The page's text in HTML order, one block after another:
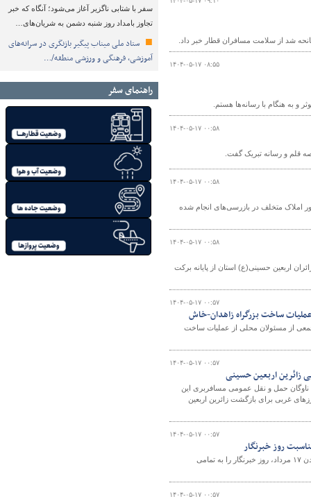
سفر با شتابی ناگزیر آغاز می‌شود؛ آنگاه که خبر
تجاوز بامداد روز شنبه دشمن به شریان‌های…
ستاد ملی میناب پیگیر بازنگری در سرانه‌های
آموزشی، فرهنگی و ورزشی منطقه/…
راهنمای سفر
شد از سلامت مسافران قطار خبر داد.
۱۴۰۴-۰۵-۱۷ ۰۸:۵۵
و به هنگام با رسانه‌ها هستم.
۱۴۰۴-۰۵-۱۷ ۰۰:۵۸
۱۴۰۴-۰۵-۱۷ ۰۰:۵۸
املاک متخلف در بازرسی‌های انجام شده
۱۴۰۴-۰۵-۱۷ ۰۰:۵۸
اربعین حسینی(ع) استان از پایانه برکت
۱۴۰۴-۰۵-۱۷ ۰۰:۵۷
ساخت بزرگراه زاهدان-خاش
از مسئولان محلی از عملیات ساخت
۱۴۰۴-۰۵-۱۷ ۰۰:۵۷
زائرین اربعین حسینی
ناوگان حمل و نقل عمومی مسافربری این
غربی برای بازگشت زائرین اربعین
۱۴۰۴-۰۵-۱۷ ۰۰:۵۷
روز خبرنگار
مدیرکل راهداری و حمل و نقل جاده‌ای استان سیستان و بلوچستان با صدور پیامی فرارسیدن ١٧ مرداد، روز خبرنگار را به تمامی
۱۴۰۴-۰۵-۱۷ ۰۰:۵۷